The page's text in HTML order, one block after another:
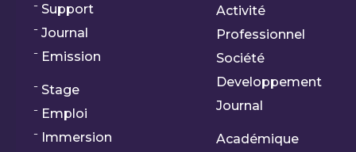
Support
Journal
Emission
Stage
Emploi
Immersion
Activité
Professionnel
Société
Developpement
Journal
Académique